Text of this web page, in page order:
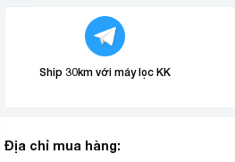
Ship 30km với máy lọc KK
Địa chỉ mua hàng: